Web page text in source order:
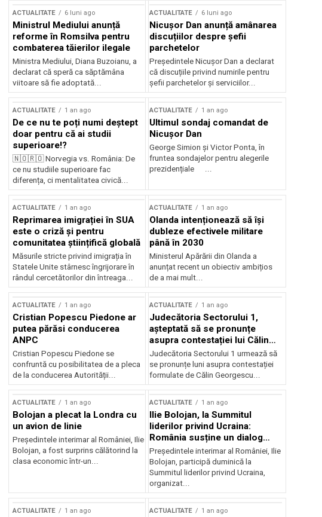
ACTUALITATE 6 luni ago
Ministrul Mediului anunță
reforme în Romsilva pentru
combaterea tăierilor ilegale
Ministra Mediului, Diana Buzoianu, a
declarat că speră ca săptămâna
viitoare să fie adoptată...
ACTUALITATE 6 luni ago
Nicușor Dan anunță amânarea
discuțiilor despre șefii
parchetelor
Președintele Nicușor Dan a declarat
că discuțiile privind numirile pentru
șefii parchetelor și serviciilor...
ACTUALITATE 1 an ago
De ce nu te poți numi deștept
doar pentru că ai studii
superioare!?
🇳🇴🇷🇴 Norvegia vs. România: De
ce nu studiile superioare fac
diferența, ci mentalitatea civică...
ACTUALITATE 1 an ago
Ultimul sondaj comandat de
Nicușor Dan
George Simion și Victor Ponta, în
fruntea sondajelor pentru alegerile
prezidențiale ...
ACTUALITATE 1 an ago
Reprimarea imigrației în SUA
este o criză și pentru
comunitatea științifică globală
Măsurile stricte privind imigrația în
Statele Unite stârnesc îngrijorare în
rândul cercetătorilor din întreaga...
ACTUALITATE 1 an ago
Olanda intenționează să își
dubleze efectivele militare
până în 2030
Ministerul Apărării din Olanda a
anunțat recent un obiectiv ambițios
de a mai mult...
ACTUALITATE 1 an ago
Cristian Popescu Piedone ar
putea părăsi conducerea
ANPC
Cristian Popescu Piedone se
confruntă cu posibilitatea de a pleca
de la conducerea Autorității...
ACTUALITATE 1 an ago
Judecătoria Sectorului 1,
așteptată să se pronunțe
asupra contestației lui Călin
Georgescu privind controlul
judiciar
Judecătoria Sectorului 1 urmează să
se pronunțe luni asupra contestației
formulate de Călin Georgescu...
ACTUALITATE 1 an ago
Bolojan a plecat la Londra cu
un avion de linie
Președintele interimar al României, Ilie
Bolojan, a fost surprins călătorind la
clasa economic într-un...
ACTUALITATE 1 an ago
Ilie Bolojan, la Summitul
liderilor privind Ucraina:
România susține un dialog
transatlantic pentru securitate
și stabilitate
Președintele interimar al României, Ilie
Bolojan, participă duminică la
Summitul liderilor privind Ucraina,
organizat...
ACTUALITATE 1 an ago ACTUALITATE 1 an ago